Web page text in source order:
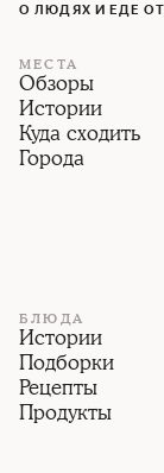
О ЛЮДЯХ И ЕДЕ ОТ
МЕСТА
Обзоры
Истории
Куда сходить
Города
БЛЮДА
Истории
Подборки
Рецепты
Продукты